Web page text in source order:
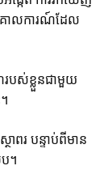
គោលការណ៍ដែល
របស់ខ្លួនជាមួយ
ពរ បន្ទាប់ពីមាន
។